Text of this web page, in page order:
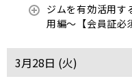
ジムを有効活用す
用編〜【会員証必
3月28日 (火)